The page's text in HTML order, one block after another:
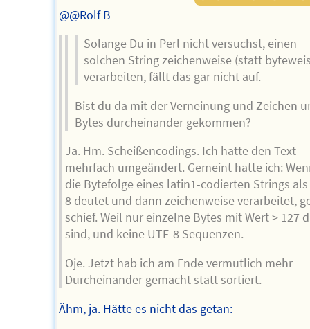
@@Rolf B
Solange Du in Perl nicht versuchst, einen
solchen String zeichenweise (statt
verarbeiten, fällt das gar nicht auf.
Bist du da mit der Verneinung und Zeichen
Bytes durcheinander gekommen?
Ja. Hm. Scheißencodings. Ich hatte den Text
mehrfach umgeändert. Gemeint hatte ich:
die Bytefolge eines latin1-codierten Strings als
8 deutet und dann zeichenweise verarbeitet,
schief. Weil nur einzelne Bytes mit Wert > 127
sind, und keine UTF-8 Sequenzen.
Oje. Jetzt hab ich am Ende vermutlich mehr
Durcheinander gemacht statt sortiert.
Ähm, ja. Hätte es nicht das getan: